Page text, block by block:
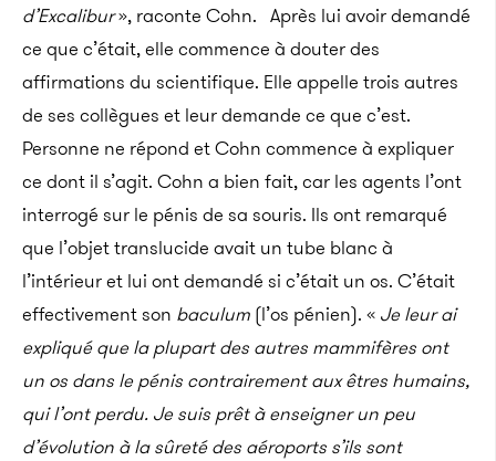
d’Excalibur», raconte Cohn. Après lui avoir demandé
ce que c’était, elle commence à douter des
affirmations du scientifique. Elle appelle trois autres
de ses collègues et leur demande ce que c’est.
Personne ne répond et Cohn commence à expliquer
ce dont il s’agit. Cohn a bien fait, car les agents l’ont
interrogé sur le pénis de sa souris. Ils ont remarqué
que l’objet translucide avait un tube blanc à
l’intérieur et lui ont demandé si c’était un os. C’était
effectivement son baculum (l’os pénien). « Je leur ai
expliqué que la plupart des autres mammifères ont
un os dans le pénis contrairement aux êtres humains,
qui l’ont perdu. Je suis prêt à enseigner un peu
d’évolution à la sûreté des aéroports s’ils sont